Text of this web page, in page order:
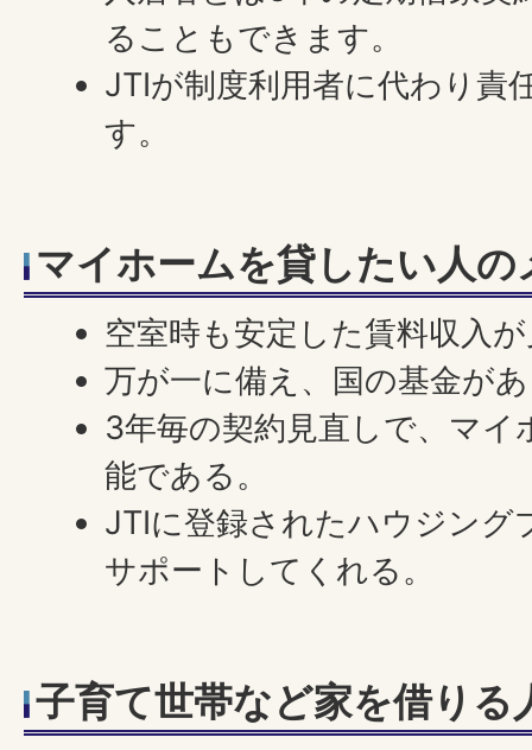
ることもできます。
JTIが制度利用者に代わり責
す。
マイホームを貸したい人の
空室時も安定した賃料収入
万が一に備え、国の基金が
3年毎の契約見直しで、マ
能である。
JTIに登録されたハウジング
サポートしてくれる。
子育て世帯など家を借りる